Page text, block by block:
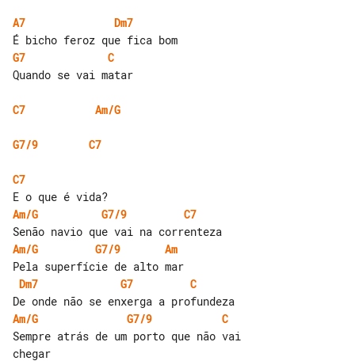
A7
Dm7
G7
C
Quando se vai matar
C7 Am/G
G7/9 C7
C7
Am/G
G7/9
C7
Am/G
G7/9
Am
Dm7
G7
C
Am/G
G7/9
C
Sempre atrás de um porto que não vai
chegar